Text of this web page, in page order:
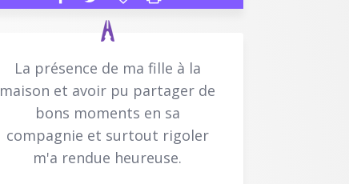
La présence de ma fille à la
maison et avoir pu partager de
bons moments en sa
compagnie et surtout rigoler
m'a rendue heureuse.